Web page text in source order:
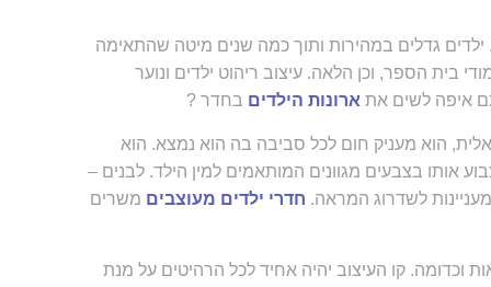
גדלים במהירות ותוך כמה שנים מיטה שהתאימה
בית הספר, וכן הלאה. עיצוב ריהוט ילדים ונוער
איפה לשים את ארונות הילדים בחדר ?
הוא מעניק חום לכל סביבה בה הוא נמצא. הוא
אותו בצבעים מגוונים המותאמים למין הילד. לבנים –
לשדרוג המראה. חדרי ילדים מעוצבים משרים
וכדומה. קו העיצוב יהיה אחיד לכל הרהיטים על מנת